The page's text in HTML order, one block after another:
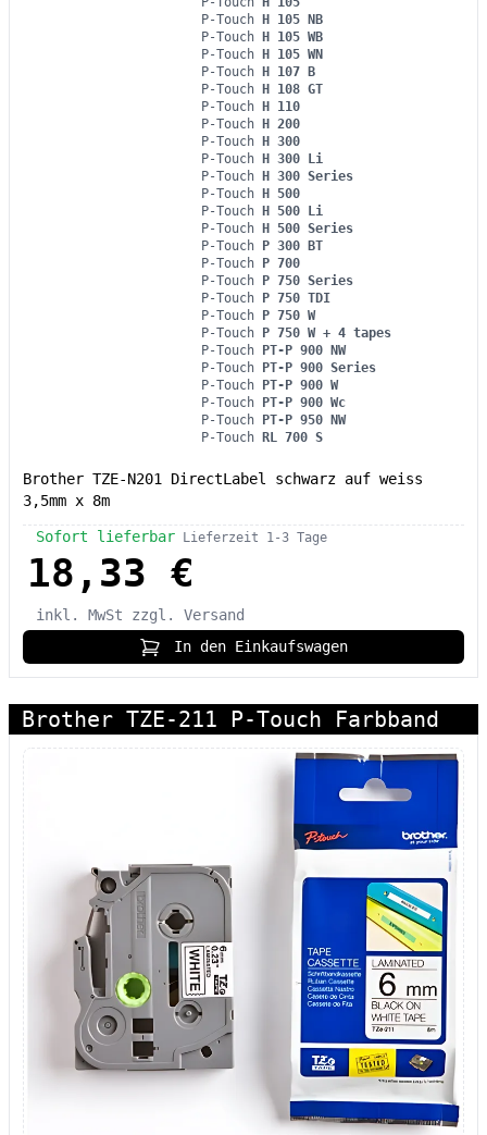
P-Touch H 105 NB
P-Touch H 105 WB
P-Touch H 105 WN
P-Touch H 107 B
P-Touch H 108 GT
P-Touch H 110
P-Touch H 200
P-Touch H 300
P-Touch H 300 Li
P-Touch H 300 Series
P-Touch H 500
P-Touch H 500 Li
P-Touch H 500 Series
P-Touch P 300 BT
P-Touch P 700
P-Touch P 750 Series
P-Touch P 750 TDI
P-Touch P 750 W
P-Touch P 750 W + 4 tapes
P-Touch PT-P 900 NW
P-Touch PT-P 900 Series
P-Touch PT-P 900 W
P-Touch PT-P 900 Wc
P-Touch PT-P 950 NW
P-Touch RL 700 S
Brother TZE-N201 DirectLabel schwarz auf weiss
3,5mm x 8m
Sofort lieferbar Lieferzeit 1-3 Tage
18,33 €
inkl. MwSt
zzgl. Versand
In den Einkaufswagen
Brother TZE-211 P-Touch Farbband